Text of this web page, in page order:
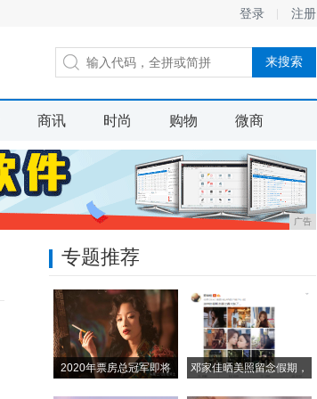
登录 注册
商讯 时尚 购物 微商
广告
专题推荐
2020年票房总冠军即将
邓家佳晒美照留念假期，